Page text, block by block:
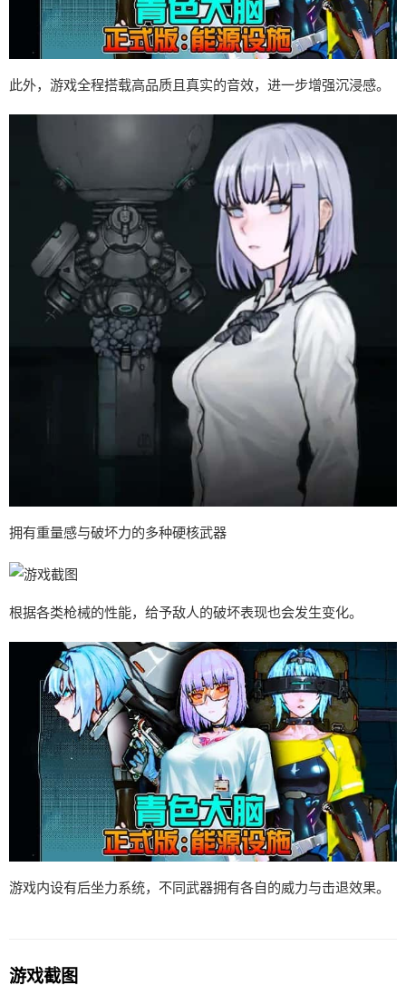
此外，游戏全程搭载高品质且真实的音效，进一步增强沉浸感。
拥有重量感与破坏力的多种硬核武器
根据各类枪械的性能，给予敌人的破坏表现也会发生变化。
游戏内设有后坐力系统，不同武器拥有各自的威力与击退效果。
游戏截图